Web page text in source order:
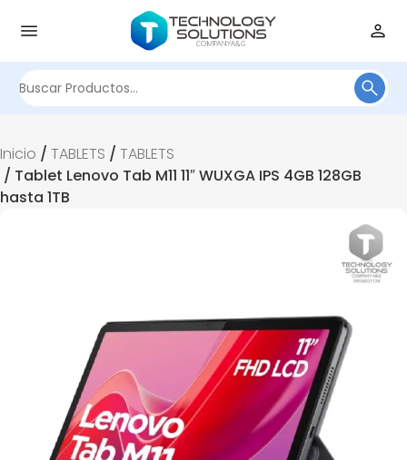
Inicio / TABLETS / TABLETS
/ Tablet Lenovo Tab M11 11″ WUXGA IPS 4GB 128GB
hasta 1TB